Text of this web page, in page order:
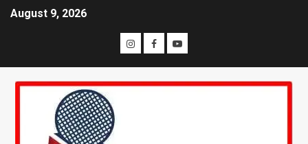
August 9, 2026